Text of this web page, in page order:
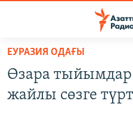
Skip
main
content
САЯСАТ
ЕУРАЗИЯ ОДАҒЫ
Өзара тыйымдар
жайлы сөзге